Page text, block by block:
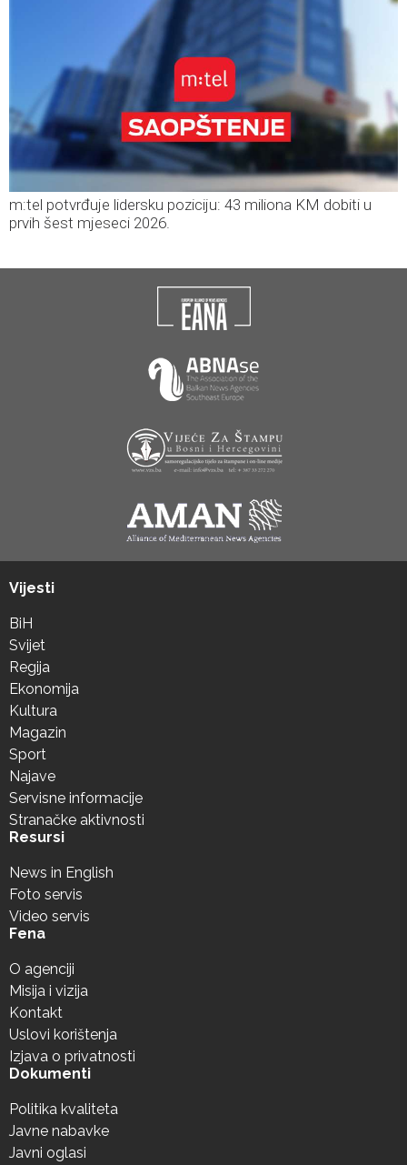
m:tel potvrđuje lidersku poziciju: 43 miliona KM dobiti u
prvih šest mjeseci 2026.
Vijesti
BiH
Svijet
Regija
Ekonomija
Kultura
Magazin
Sport
Najave
Servisne informacije
Stranačke aktivnosti
Resursi
News in English
Foto servis
Video servis
Fena
O agenciji
Misija i vizija
Kontakt
Uslovi korištenja
Izjava o privatnosti
Dokumenti
Politika kvaliteta
Javne nabavke
Javni oglasi